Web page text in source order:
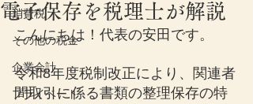
消費税
その他の税金
企業会計
プライベート
電子保存を税理士が解説
こんにちは！代表の安田です。
令和8年度税制改正により、関連者
間取引に係る書類の整理保存の特